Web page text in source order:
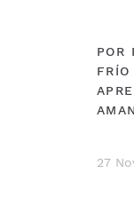
POR
27